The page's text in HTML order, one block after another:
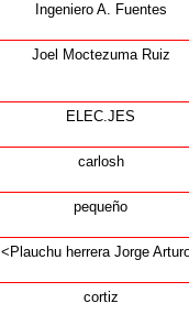
Ingeniero A. Fuentes
Joel Moctezuma Ruiz
ELEC.JES
carlosh
pequeño
<Plauchu herrera Jorge
cortiz